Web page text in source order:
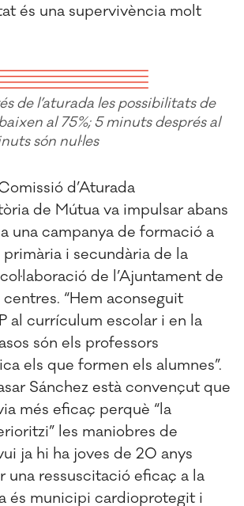
és una supervivència molt
de l’aturada les possibilitats de
al 75%; 5 minuts després al
són nul·les
d’Aturada
de Mútua va impulsar abans
una campanya de formació a
i secundària de la
de l’Ajuntament de
centres. “Hem aconseguit
al currículum escolar i en la
són els professors
els que formen els alumnes”.
Sánchez està convençut que
més eficaç perquè “la
les maniobres de
ja hi ha joves de 20 anys
una ressuscitació eficaç a la
és municipi cardioprotegit i